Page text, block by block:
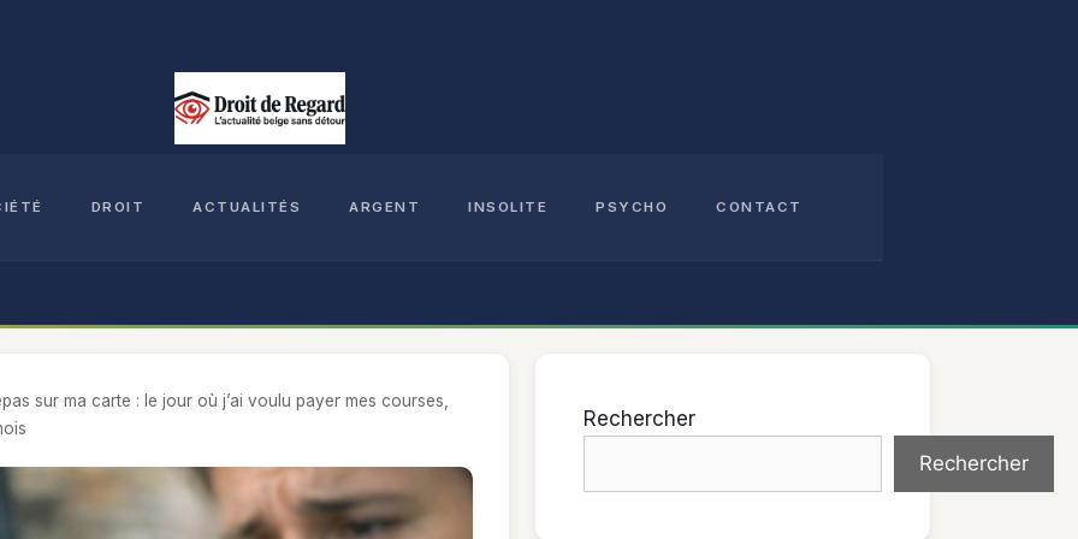
DROIT ACTUALITÉS ARGENT INSOLITE PSYCHO CONTACT
sur ma carte : le jour où j’ai voulu payer mes courses,
Rechercher
Rechercher